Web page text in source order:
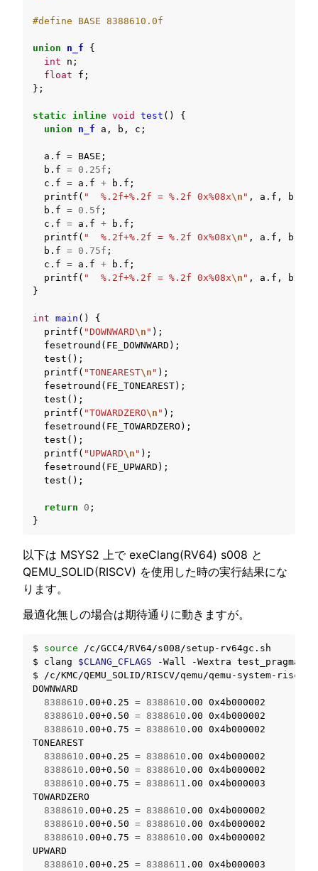
navigation of サンプルコード
navigation of ツールチェーンのライセンスについて
navigation of Appendix
navigation of SOLID-Rust
navigation of ベアメタル
navigation of シミュレータ
navigation of トラブルシューティング
navigation of Open Source Software used in SOLID
#define BASE 8388610.0f
union n_f
{
int
n ;
float
f ;
};
static inline void test ()
{
union
n_f a , b , c ;
a . f = BASE ;
b . f = 0.25f ;
c . f = a . f + b . f ;
printf ( "  %.2f+%.2f = %.2f 0x%08x\n " , a . f , b
b . f = 0.5f ;
c . f = a . f + b . f ;
printf ( "  %.2f+%.2f = %.2f 0x%08x\n " , a . f , b
b . f = 0.75f ;
c . f = a . f + b . f ;
printf ( "  %.2f+%.2f = %.2f 0x%08x\n " , a . f , b
}
int main ()
{
printf ( "DOWNWARD\n " );
fesetround ( FE_DOWNWARD );
test ();
printf ( "TONEAREST\n " );
fesetround ( FE_TONEAREST);
test ();
printf ( "TOWARDZERO\n " );
fesetround ( FE_TOWARDZERO );
test ();
printf ( "UPWARD\n " );
fesetround ( FE_UPWARD );
test ();
return 0 ;
}
以下は MSYS2 上で exeClang(RV64) s008 と
QEMU_SOLID(RISCV) を使用した時の実行結果にな
ります。
最適化無しの場合は期待通りに動きますが。
$ source
/c/GCC4/RV64/s008/setup-rv64gc.sh
$
clang $CLANG_CFLAGS -Wall -Wextra
$
/c/KMC/QEMU_SOLID/RISCV/qemu/qemu-system-
8388610 .00+0.25 = 8388610 .00
8388610 .00+0.50 = 8388610 .00
8388610 .00+0.75 = 8388610 .00 0x4b000002
8388610 .00+0.25 = 8388610 .00
8388610 .00+0.50 = 8388610 .00
8388610 .00+0.75 = 8388611 .00 0x4b000003
8388610 .00+0.25 = 8388610 .00
8388610 .00+0.50 = 8388610 .00
8388610 .00+0.75 = 8388610 .00 0x4b000002
8388610 .00+0.25 = 8388611 .00